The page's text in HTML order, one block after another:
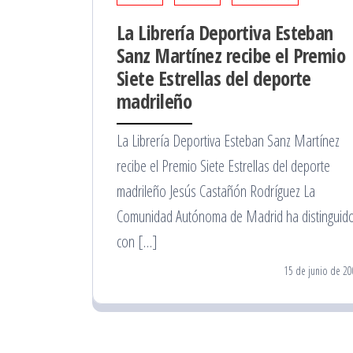
La Librería Deportiva Esteban
Sanz Martínez recibe el Premio
Siete Estrellas del deporte
madrileño
La Librería Deportiva Esteban Sanz Martínez
recibe el Premio Siete Estrellas del deporte
madrileño Jesús Castañón Rodríguez La
Comunidad Autónoma de Madrid ha
con […]
15 de junio de